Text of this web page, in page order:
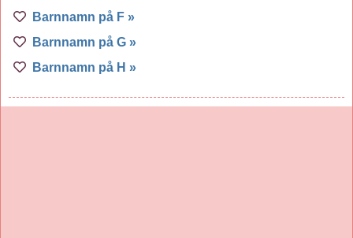
Barnnamn på F »
Barnnamn på G »
Barnnamn på H »